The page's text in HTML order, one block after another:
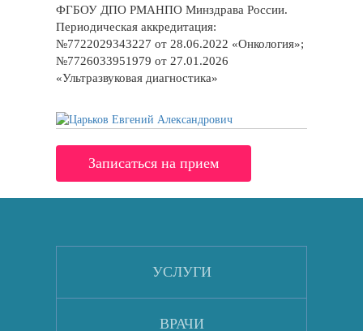
ФГБОУ ДПО РМАНПО Минздрава России.
Периодическая аккредитация:
№7722029343227 от 28.06.2022 «Онкология»;
№7726033951979 от 27.01.2026
«Ультразвуковая диагностика»
Записаться на прием
УСЛУГИ
ВРАЧИ